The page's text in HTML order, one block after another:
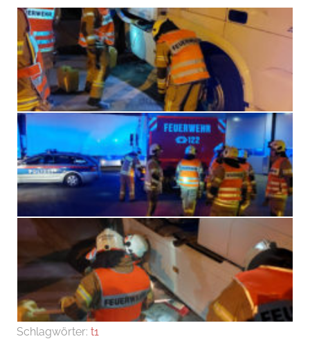
Schlagwörter: t1